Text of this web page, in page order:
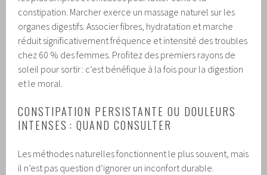
constipation. Marcher exerce un massage naturel sur les
organes digestifs. Associer fibres, hydratation et marche
réduit significativement fréquence et intensité des troubles
chez 60 % des femmes. Profitez des premiers rayons de
soleil pour sortir : c’est bénéfique à la fois pour la digestion
et le moral.
CONSTIPATION PERSISTANTE OU DOULEURS
INTENSES : QUAND CONSULTER
Les méthodes naturelles fonctionnent le plus souvent, mais
il n’est pas question d’ignorer un inconfort durable.